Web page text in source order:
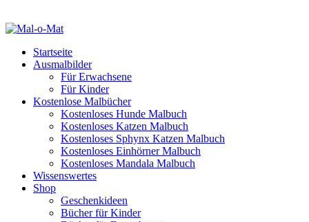
Startseite
Ausmalbilder
Für Erwachsene
Für Kinder
Kostenlose Malbücher
Kostenloses Hunde Malbuch
Kostenloses Katzen Malbuch
Kostenloses Sphynx Katzen Malbuch
Kostenloses Einhörner Malbuch
Kostenloses Mandala Malbuch
Wissenswertes
Shop
Geschenkideen
Bücher für Kinder